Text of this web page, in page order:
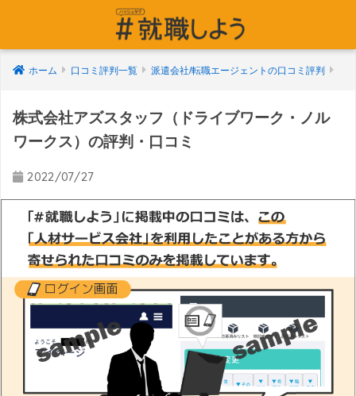
ホーム 口コミ評判一覧 派遣会社/転職エージェントの口コミ評判
株式会社アズスタッフ（ドライブワーク・ノル
ワークス）の評判・口コミ
2022/07/27